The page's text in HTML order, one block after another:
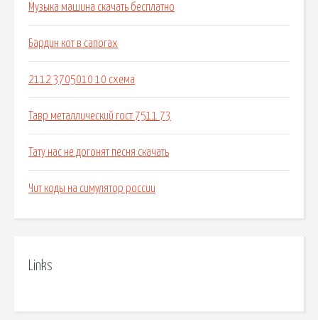
Музыка машина скачать бесплатно
Бардин кот в сапогах
2112 3705010 10 схема
Тавр металлический гост 7511 73
Тату нас не догонят песня скачать
Чит коды на симулятор россии
Links